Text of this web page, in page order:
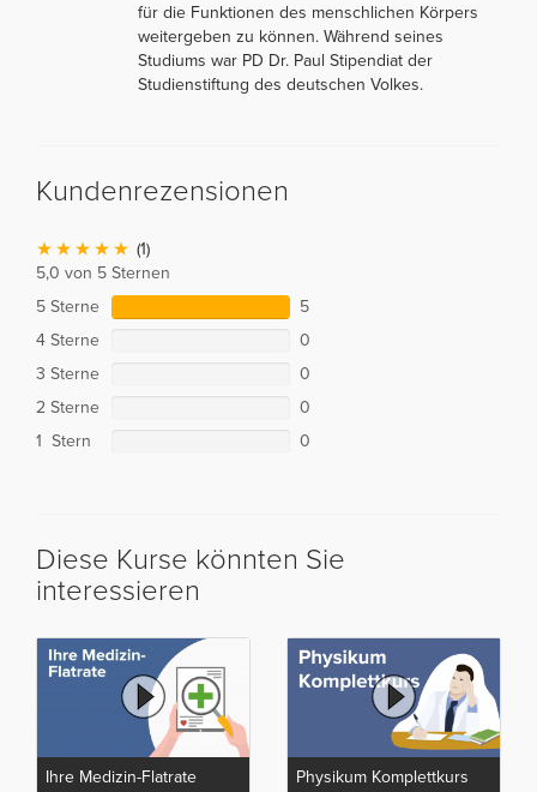
für die Funktionen des menschlichen Körpers
weitergeben zu können. Während seines
Studiums war PD Dr. Paul Stipendiat der
Studienstiftung des deutschen Volkes.
Kundenrezensionen
(1)
5,0 von 5 Sternen
5 Sterne
5
4 Sterne
0
3 Sterne
0
2 Sterne
0
1 Stern
0
Diese Kurse könnten Sie
interessieren
Ihre Medizin-Flatrate Physikum Komplettkurs